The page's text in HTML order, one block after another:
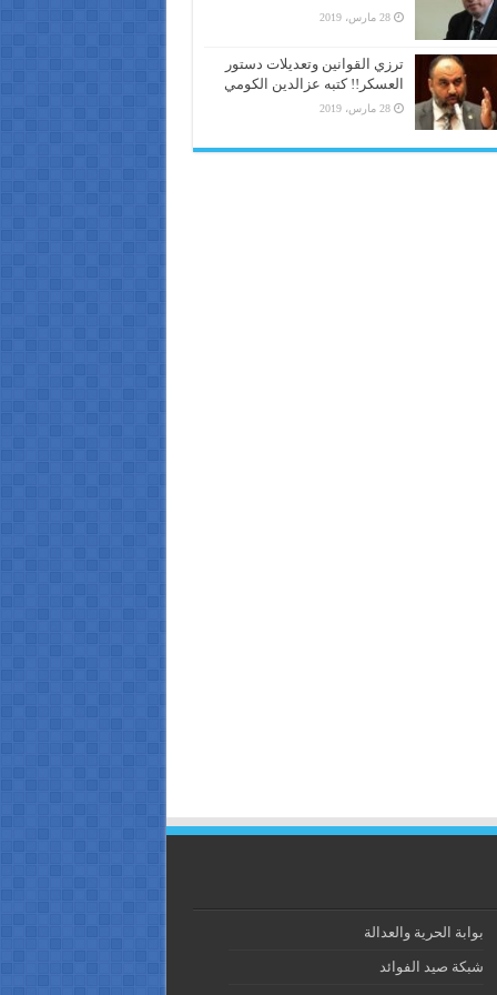
28 مارس، 2019
ترزي القوانين وتعديلات دستور
العسكر!! كتبه عزالدين الكومي
28 مارس، 2019
بوابة الحرية والعدالة
شبكة صيد الفوائد